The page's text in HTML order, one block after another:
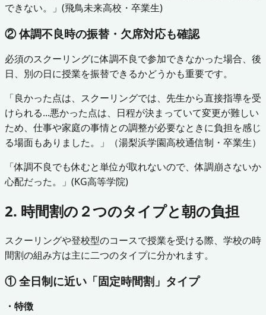
できない。」(飛鳥未来高校・卒業生)
② 体調不良時の振替・欠席対応も確認
必須のスクーリングに体調不良で参加できなかった場合、後
日、別の日に授業を振替できるかどうかも重要です。
「良かった点は、スクーリングでは、先生から直接指導を受
けられる...悪かった点は、日程が決まっていて変更が難しい
ため、仕事や家庭の事情との調整が必要なときに負担を感じ
る場面もありました。」（湯梨浜学園高校通信制・卒業生）
「体調不良でも休むと単位が取れないので、体調崩さないか
心配だった。」(KG高等学院)
2. 時間割の２つのタイプと朝の負担
スクーリングや登校型のコースで授業を受ける際、学校の時
間割の組み方は主に二つのタイプに分かれます。
① 全日制に近い「固定時間割」タイプ
・特徴